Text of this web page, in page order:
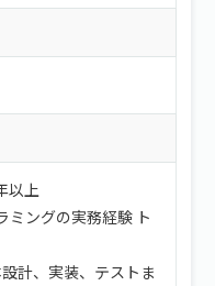
以上
ミングの実務経験 ト
計、実装、テストま